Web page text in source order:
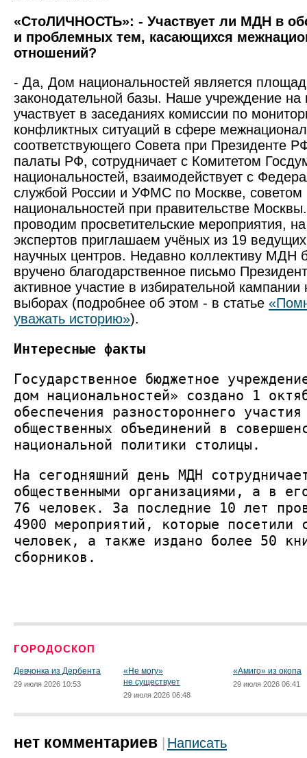
«СтоЛИЧНОСТЬ»: - Участвует ли МДН в
и проблемных тем, касающихся
отношений?
- Да, Дом национально­стей является
законодательной базы. Наше учреждение на
участвует в заседаниях комиссии по
конф­ликтных ситуаций в сфере
соответствующего Совета при Президенте
палаты РФ, сотрудничает с Комитетом
национальностей, взаимодействует с
службой России и УФМС по Москве, советом
национальностей при правительстве
проводим просветительские мероприятия,
экспертов приглашаем учёных из 19
научных центров. Недавно коллективу МДН
вручено благодарственное письмо
активное участие в избирательной кампании
выборах (подробнее об этом - в статье
уважать историю»).
Интересные факты
Государственное бюджетное
дом национальностей» создано 1
обеспечения разностороннего
общественных объединений в
национальной политики столицы.
На сегодняшний день МДН
общественными организациями, а в
76 человек. За последние 10 лет
4900 мероприятий, которые посетили
человек, а также издано более 50
сборников.
ГОРОДОСКОП
Девчонка из Дербента
29 июля 2026 10:53
«Не могу»
не существует
29 июля 2026 06:48
«Амиго» из окопа
29 июля 2026 06:41
нет комментариев Написать